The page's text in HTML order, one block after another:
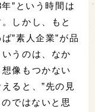
”という時間は
しかし、もと
”素人企業”が品
うのは、なか
像もつかない
ると、”先の見
ではないと思